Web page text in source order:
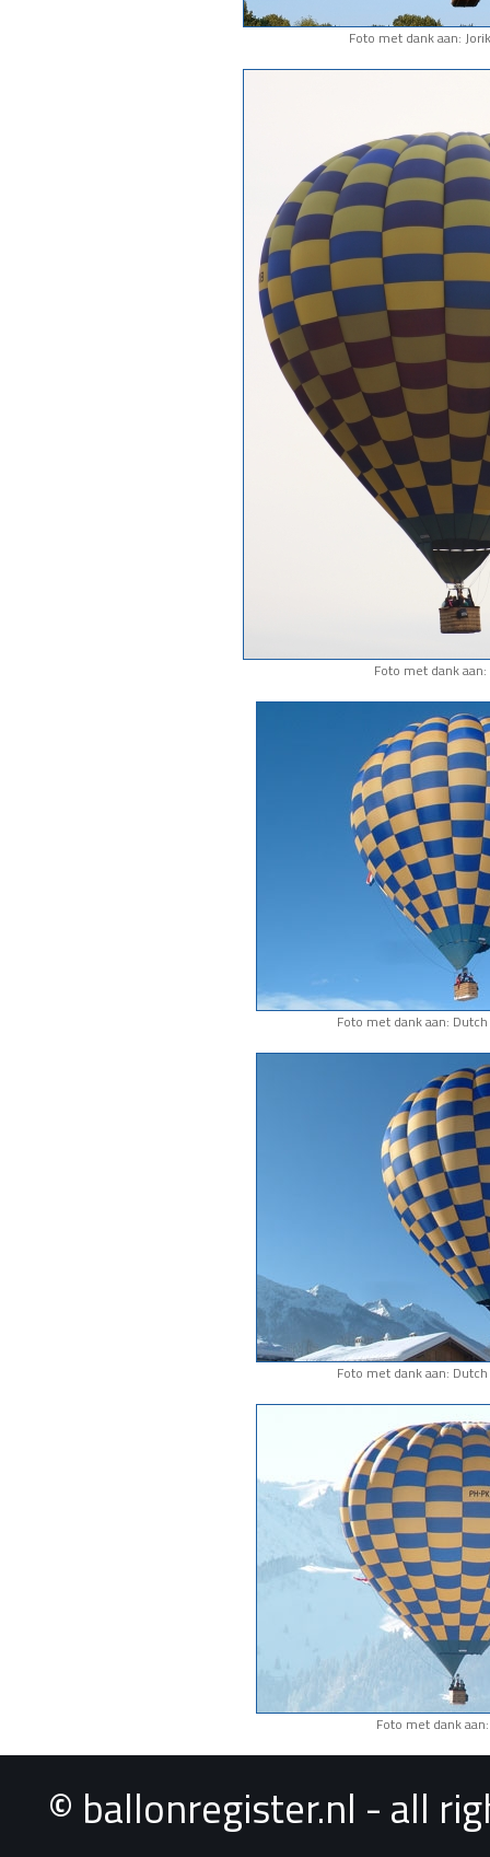
Foto met dank aan:
Foto met dank aan:
Foto met dank aan:
Foto met dank aan:
Foto met dank
© ballonregister.nl - all